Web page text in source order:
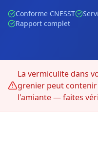
Conforme CNESST
Rapport complet
La vermiculite dans
grenier peut
l'amiante — faites